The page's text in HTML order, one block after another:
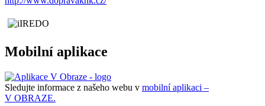
Mobilní aplikace
Sledujte informace z našeho webu v mobilní aplikaci –
V OBRAZE.